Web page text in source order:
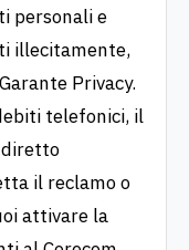
personali e
illecitamente,
Privacy.
telefonici, il
diretto
il reclamo o
attivare la